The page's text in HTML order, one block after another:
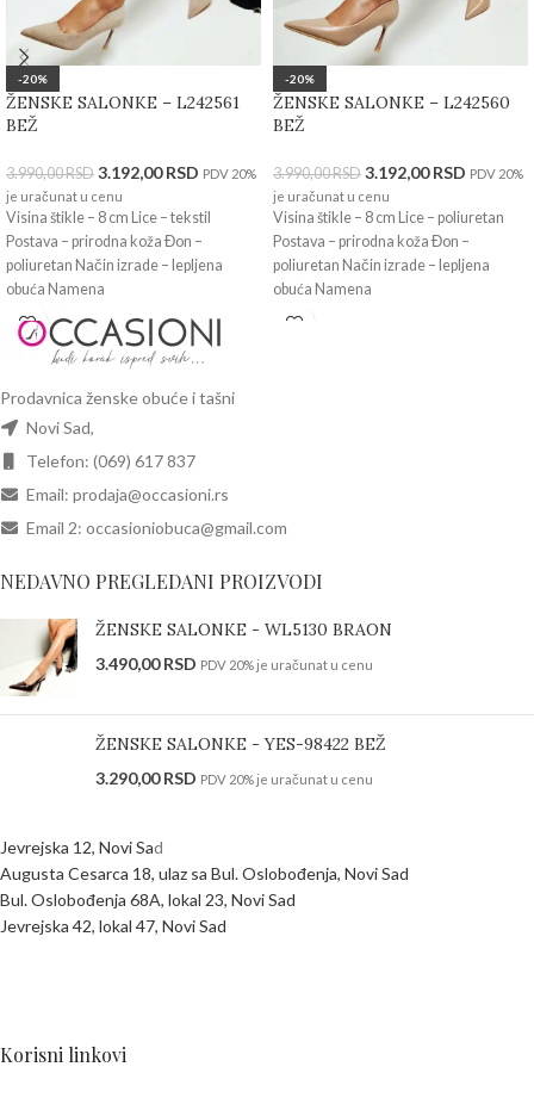
-20%
ŽENSKE SALONKE – L242561
BEŽ
3.990,00RSD 3.192,00RSD PDV 20%
je uračunat u cenu
Visina štikle – 8 cm Lice – tekstil
Postava – prirodna koža Đon –
poliuretan Način izrade – lepljena
obuća Namena
-20%
ŽENSKE SALONKE – L242560
BEŽ
3.990,00RSD 3.192,00RSD PDV 20%
je uračunat u cenu
Visina štikle – 8 cm Lice – poliuretan
Postava – prirodna koža Đon –
poliuretan Način izrade – lepljena
obuća Namena
Prodavnica ženske obuće i tašni
Novi Sad,
Telefon: (069) 617 837
Email: prodaja@occasioni.rs
Email 2: occasioniobuca@gmail.com
NEDAVNO PREGLEDANI PROIZVODI
ŽENSKE SALONKE - WL5130 BRAON
3.490,00RSD PDV 20% je uračunat u cenu
ŽENSKE SALONKE - YES-98422 BEŽ
3.290,00RSD PDV 20% je uračunat u cenu
Jevrejska 12, Novi Sad
Augusta Cesarca 18, ulaz sa Bul. Oslobođenja, Novi Sad
Bul. Oslobođenja 68A, lokal 23, Novi Sad
Jevrejska 42, lokal 47, Novi Sad
Korisni linkovi